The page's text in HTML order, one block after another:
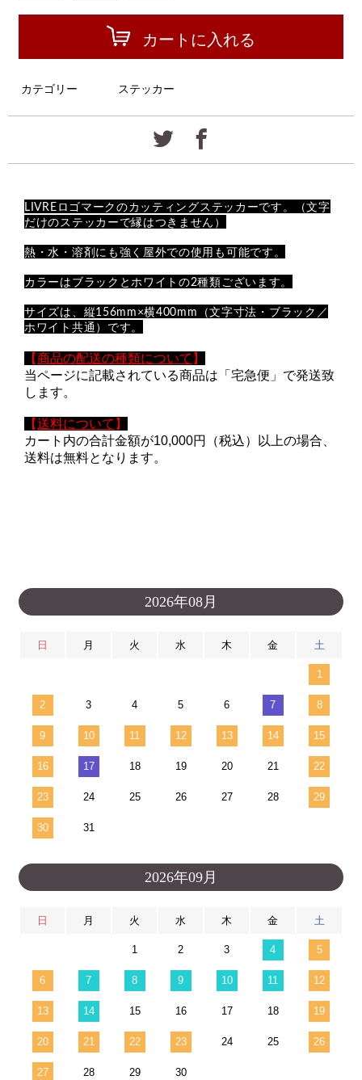
カートに入れる
カテゴリー ステッカー
LIVREロゴマークのカッティングステッカーです。（文字
だけのステッカーで縁はつきません）
熱・水・溶剤にも強く屋外での使用も可能です。
カラーはブラックとホワイトの2種類ございます。
サイズは、縦156mm×横400mm（文字寸法・ブラック／
ホワイト共通）です。
【商品の配送の種類について 】
当ページに記載されている商品は「宅急便」で発送致
します。
【送料について 】
カート内の合計金額が10,000円（税込）以上の場合、
送料は無料となります。
2026年08月
日 月 火 水 木 金 土
1
2 3 4 5 6 7 8
9 10 11 12 13 14 15
16 17 18 19 20 21 22
23 24 25 26 27 28 29
30 31
2026年09月
日 月 火 水 木 金 土
1 2 3 4 5
6 7 8 9 10 11 12
13 14 15 16 17 18 19
20 21 22 23 24 25 26
27 28 29 30